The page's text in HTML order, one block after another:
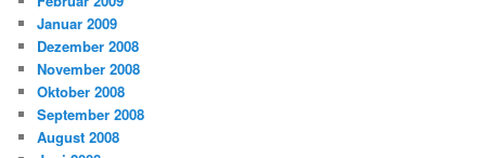
Januar 2009
Dezember 2008
November 2008
Oktober 2008
September 2008
August 2008